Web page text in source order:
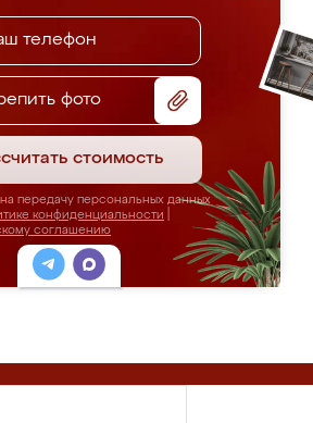
фото
стоимость
передачу персональных данных
конфиденциальности
соглашению